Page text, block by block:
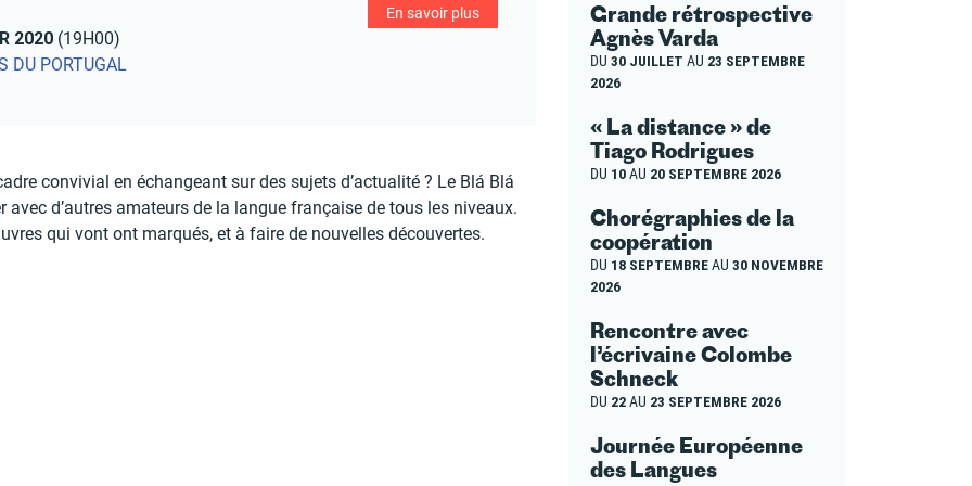
2020 (19H00)
DU PORTUGAL
En savoir plus
convivial en échangeant sur des sujets d’actualité ? Le Blá Blá
d’autres amateurs de la langue française de tous les niveaux.
qui vont ont marqués, et à faire de nouvelles découvertes.
Grande rétrospective
Agnès Varda
DU 30 JUILLET AU 23 SEPTEMBRE
2026
« La distance » de
Tiago Rodrigues
DU 10AU 20 SEPTEMBRE 2026
Chorégraphies de la
coopération
DU 18 SEPTEMBREAU 30 NOVEMBRE
2026
Rencontre avec
l’écrivaine Colombe
Schneck
DU 22AU 23 SEPTEMBRE 2026
Journée Européenne
des Langues